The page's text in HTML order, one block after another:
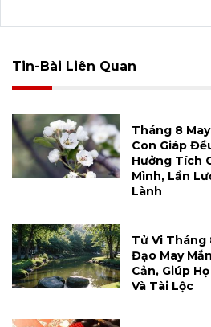
Tin-Bài Liên Quan
Tháng 8
Con Giáp
Hưởng Tích
Mình, Lần
Lành
Tử Vi Tháng
Đạo May
Cản, Giúp
Và Tài Lộc